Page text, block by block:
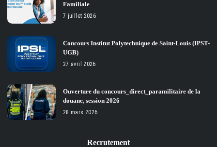
Familiale
7 juillet 2026
Concours Institut Polytechnique de Saint-Louis (IPST-
UGB)
27 avril 2026
Ouverture du concours_direct_paramilitaire de la
douane, session 2026
28 mars 2026
Recrutement